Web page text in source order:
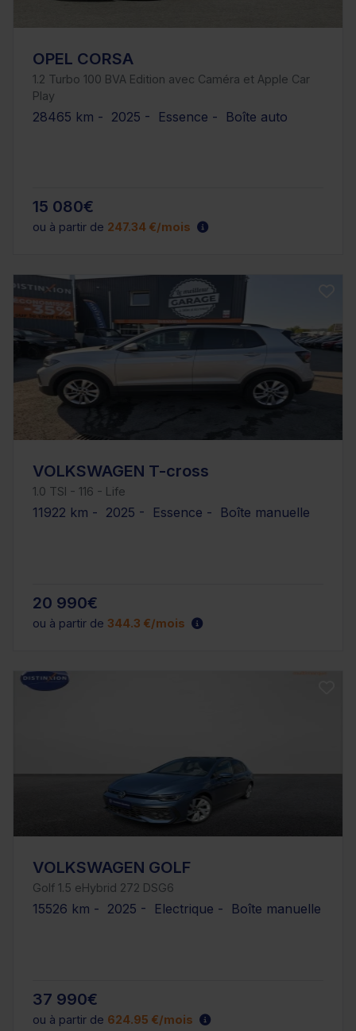
OPEL CORSA
1.2 Turbo 100 BVA Edition avec Caméra et Apple Car
Play
28465 km - 2025 - Essence - Boîte auto
15 080€
ou à partir de 247.34 €/mois
VOLKSWAGEN T-cross
1.0 TSI - 116 - Life
11922 km - 2025 - Essence - Boîte manuelle
20 990€
ou à partir de 344.3 €/mois
VOLKSWAGEN GOLF
Golf 1.5 eHybrid 272 DSG6
15526 km - 2025 - Electrique - Boîte manuelle
37 990€
ou à partir de 624.95 €/mois